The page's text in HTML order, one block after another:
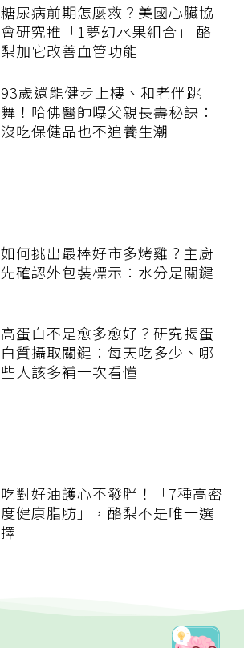
糖尿病前期怎麼救？美國心臟協
會研究推「1夢幻水果組合」 酪
梨加它改善血管功能
93歲還能健步上樓、和老伴跳
舞！哈佛醫師曝父親長壽秘訣：
沒吃保健品也不追養生潮
如何挑出最棒好市多烤雞？主廚
先確認外包裝標示：水分是關鍵
高蛋白不是愈多愈好？研究揭蛋
白質攝取關鍵：每天吃多少、哪
些人該多補一次看懂
吃對好油護心不發胖！「7種高密
度健康脂肪」，酪梨不是唯一選
擇